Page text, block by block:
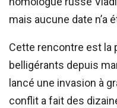
mais aucune date n’a
Cette rencontre est la
belligérants depuis
lancé une invasion à
conflit a fait des